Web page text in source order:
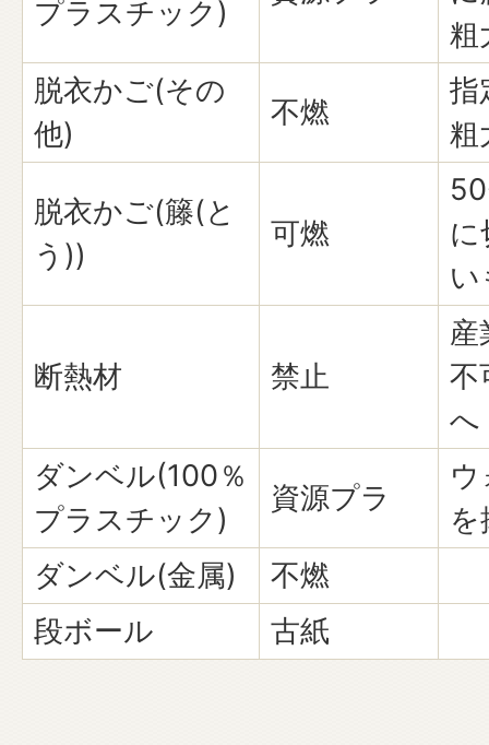
プラスチック)
粗
脱衣かご(その
他)
不燃
指
粗
脱衣かご(籐(と
う))
可燃
に
い
断熱材 禁止
産
不
へ
ダンベル(100％
プラスチック)
資源プラ
を
ダンベル(金属)
不燃
段ボール
古紙